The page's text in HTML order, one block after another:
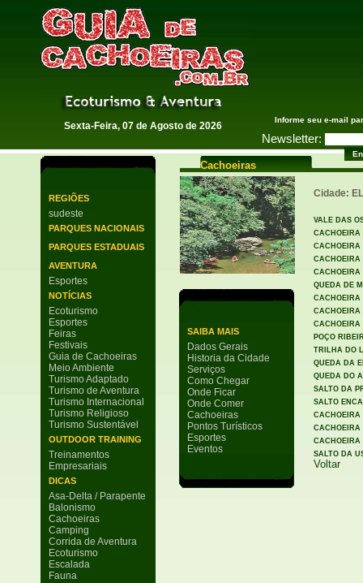
Guia de Cachoeiras
Sexta-Feira, 07 de Agosto de 2026
Informe seu e-mail
Newsletter:
REGIÕES
sudeste
PARQUES NACIONAIS
PARQUES ESTADUAIS
AVENTURA
Esportes
NOTÍCIAS
Ecoturismo
Esportes
Feiras
Festivais
Guia de Cachoeiras
Meio Ambiente
Turismo Adaptado
Turismo de Aventura
Turismo Internacional
Turismo Religioso
Turismo Sustentável
OUTDOOR TRAINING
Treinamentos
Empresariais
DICAS
Asa-Delta / Parapente
Balonismo
Cachoeiras
Camping
Corrida de Aventura
Ecoturismo
Escalada
Fauna
Cachoeiras
Cidade:
VALE DAS
CACHOEIRA
CACHOEIRA
QUEDA DE
CACHOEIRA
CACHOEIRA
CACHOEIRA
POÇO
TRILHA DO
QUEDA DA
QUEDA DO
SALTO DA
SALTO
CACHOEIRA
CACHOEIRA
CACHOEIRA
SALTO DA
Voltar
SAIBA MAIS
Dados Gerais
Historia da Cidade
Serviços
Como Chegar
Onde Ficar
Onde Comer
Cachoeiras
Pontos Turísticos
Esportes
Eventos